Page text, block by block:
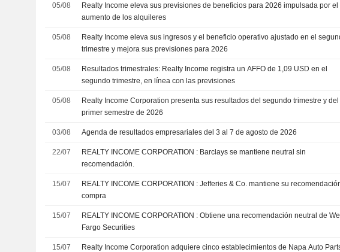
05/08
Realty Income eleva sus previsiones de beneficios para 2026 impulsada por el
aumento de los alquileres
05/08
Realty Income eleva sus ingresos y el beneficio operativo ajustado en el
trimestre y mejora sus previsiones para 2026
05/08
Resultados trimestrales: Realty Income registra un AFFO de 1,09 USD en el
segundo trimestre, en línea con las previsiones
05/08
Realty Income Corporation presenta sus resultados del segundo trimestre y del
primer semestre de 2026
03/08 Agenda de resultados empresariales del 3 al 7 de agosto de 2026
22/07
REALTY INCOME CORPORATION : Barclays se mantiene neutral sin
recomendación.
15/07
REALTY INCOME CORPORATION : Jefferies & Co. mantiene su recomendación de
compra
15/07
REALTY INCOME CORPORATION : Obtiene una recomendación neutral de Wells
Fargo Securities
15/07
Realty Income Corporation adquiere cinco establecimientos de Napa Auto